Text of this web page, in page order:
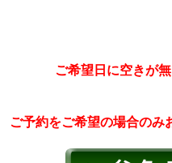
ご希望日に空きが
ご予約をご希望の場合のみ